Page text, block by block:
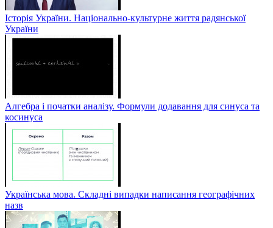
Історія України. Національно-культурне життя радянської
України
Алгебра і початки аналізу. Формули додавання для синуса та
косинуса
Українська мова. Складні випадки написання географічних
назв